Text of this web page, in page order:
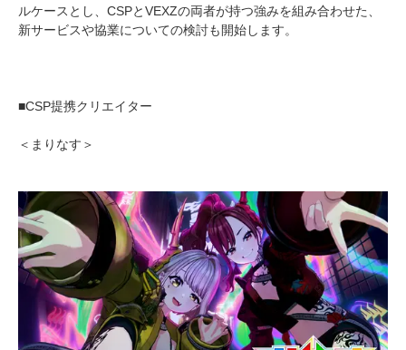
ルケースとし、CSPとVEXZの両者が持つ強みを組み合わせた、
新サービスや協業についての検討も開始します。
■CSP提携クリエイター
＜まりなす＞